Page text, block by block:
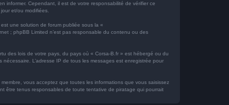
informer. Cependant, il est de votre responsabilité de vérifier ce
et/ou modifiées.
une solution de forum publiée sous la «
; phpBB Limited n’est pas responsable du contenu ou des
des lois de votre pays, du pays où « Corsa-B.fr » est hébergé ou du
L’adresse IP de tous les messages est enregistrée pour
vous acceptez que toutes les informations que vous saisissez
être tenus responsables de toute tentative de piratage qui pourrait